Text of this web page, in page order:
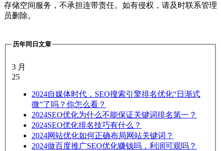
存储空间服务，不承担连带责任。如有侵权，请及时联系管理
员删除。
历年同日文章
3 月
25
2024自媒体时代，SEO搜索引擎排名优化“日渐式
微”了吗？你怎么看？
2024SEO优化为什么不能保证关键词排名第一？
2024SEO优化排名技巧有什么？
2024网站优化如何正确布局网站关键词？
2024做百度推广SEO优化赚钱吗，利润可观吗？